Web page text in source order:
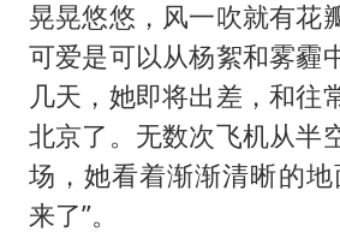
晃晃悠悠，风一吹就有花
可爱是可以从杨絮和雾霾
几天，她即将出差，和往
北京了。无数次飞机从半
场，她看着渐渐清晰的地
来了”。